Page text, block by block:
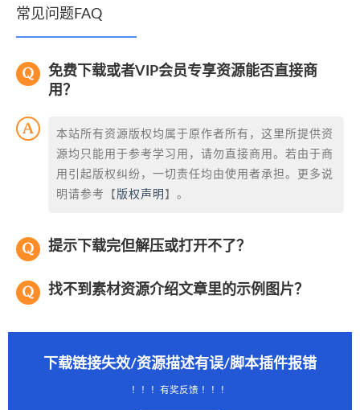
常见问题FAQ
免费下载或者VIP会员专享资源能否直接商
用？
本站所有资源版权均属于原作者所有，这里所提供资
源均只能用于参考学习用，请勿直接商用。若由于商
用引起版权纠纷，一切责任均由使用者承担。更多说
明请参考【 版权声明 】。
提示下载完但解压或打开不了？
找不到素材资源介绍文章里的示例图片？
下载链接失效/资源描述有误/脚本插件报错
！！！有奖反馈 ！！！